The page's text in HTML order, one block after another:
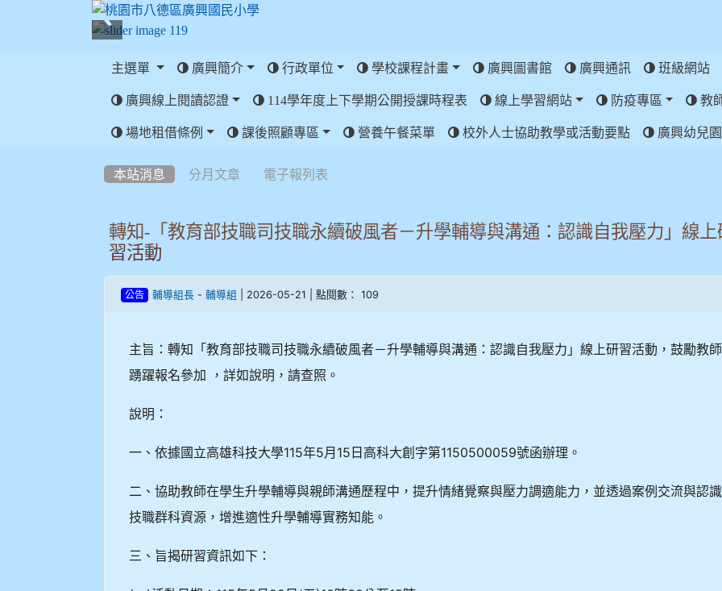
:::
主選單 廣興簡介 行政單位 學校課程計畫 廣興圖書館 廣興通訊 班級網站
廣興線上閱讀認證 114學年度上下學期公開授課時程表 線上學習網站 防疫專區 教
場地租借條例 課後照顧專區 營養午餐菜單 校外人士協助教學或活動要點 廣興幼兒
本站消息 分月文章 電子報列表
轉知-「教育部技職司技職永續破風者－升學輔導與溝通：認識自我壓力」線上
習活動
公告 輔導組長 - 輔導組 | 2026-05-21 | 點閱數： 109
主旨：轉知「教育部技職司技職永續破風者－升學輔導與溝通：認識自我壓力」線上研習活動，鼓勵教師
踴躍報名參加 ，詳如說明，請查照。
說明：
一、依據國立高雄科技大學115年5月15日高科大創字第1150500059號函辦理。
二、協助教師在學生升學輔導與親師溝通歷程中，提升情緒覺察與壓力調適能力，並透過案例交流與認識
技職群科資源，增進適性升學輔導實務知能。
三、旨揭研習資訊如下：